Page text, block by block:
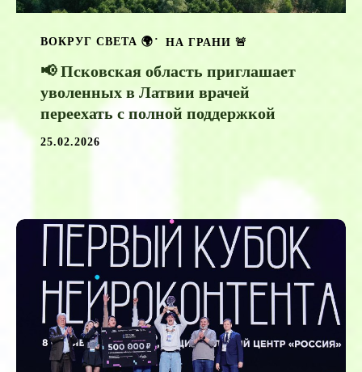
ВОКРУГ СВЕТА 🌍 НА ГРАНИ 🚨
📢 Псковская область приглашает
уволенных в Латвии врачей
переехать с полной поддержкой
25.02.2026